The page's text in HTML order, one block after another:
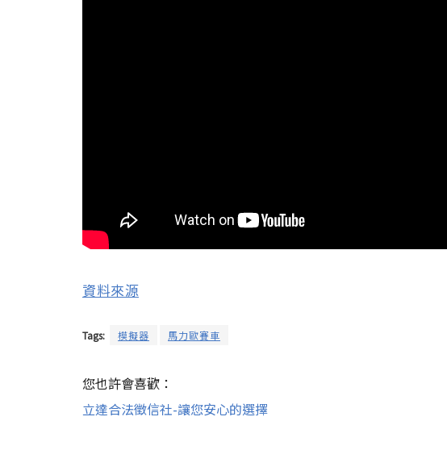
資料來源
Tags: 模擬器 馬力歐賽車
您也許會喜歡：
立達合法徵信社-讓您安心的選擇